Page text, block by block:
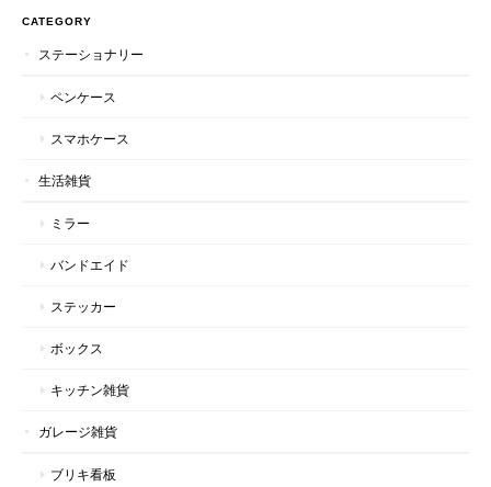
CATEGORY
ステーショナリー
ペンケース
スマホケース
生活雑貨
ミラー
バンドエイド
ステッカー
ボックス
キッチン雑貨
ガレージ雑貨
ブリキ看板